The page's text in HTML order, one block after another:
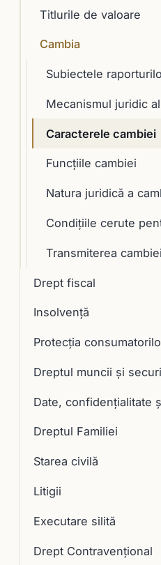
Titlurile de valoare
Cambia
Subiectele
Mecanismul juridic
Caracterele cambiei
Funcţiile cambiei
Natura juridică a
Condiţiile cerute
Transmiterea
Drept fiscal
Insolvență
Protecția
Dreptul muncii și
Date, confidențialitate
Dreptul Familiei
Starea civilă
Litigii
Executare silită
Drept Contravențional